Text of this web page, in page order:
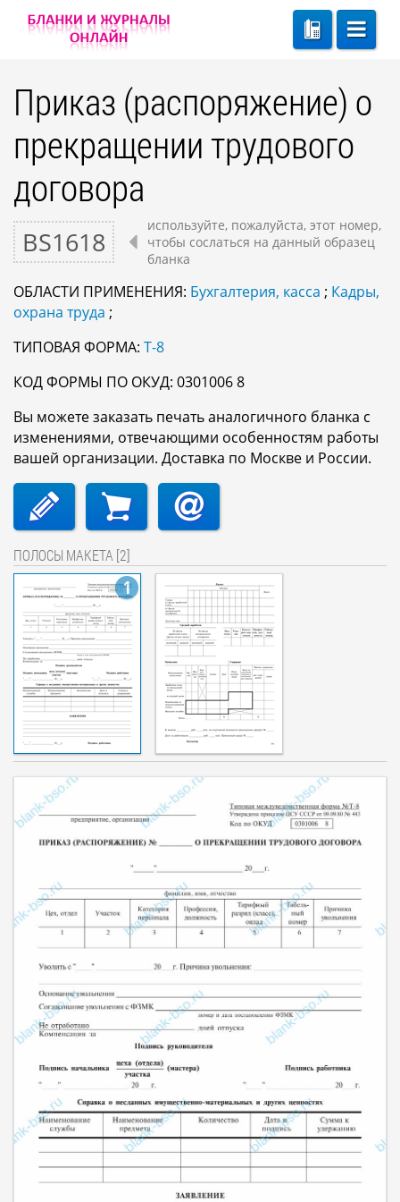
Приказ (распоряжение) о
прекращении трудового
договора
BS1618
используйте, пожалуйста, этот номер,
чтобы сослаться на данный образец
бланка
ОБЛАСТИ ПРИМЕНЕНИЯ: Бухгалтерия, касса ; Кадры,
охрана труда ;
ТИПОВАЯ ФОРМА: Т-8
КОД ФОРМЫ ПО ОКУД: 0301006 8
Вы можете заказать печать аналогичного бланка с
изменениями, отвечающими особенностям работы
вашей организации. Доставка по Москве и России.
ПОЛОСЫ МАКЕТА [2]
1